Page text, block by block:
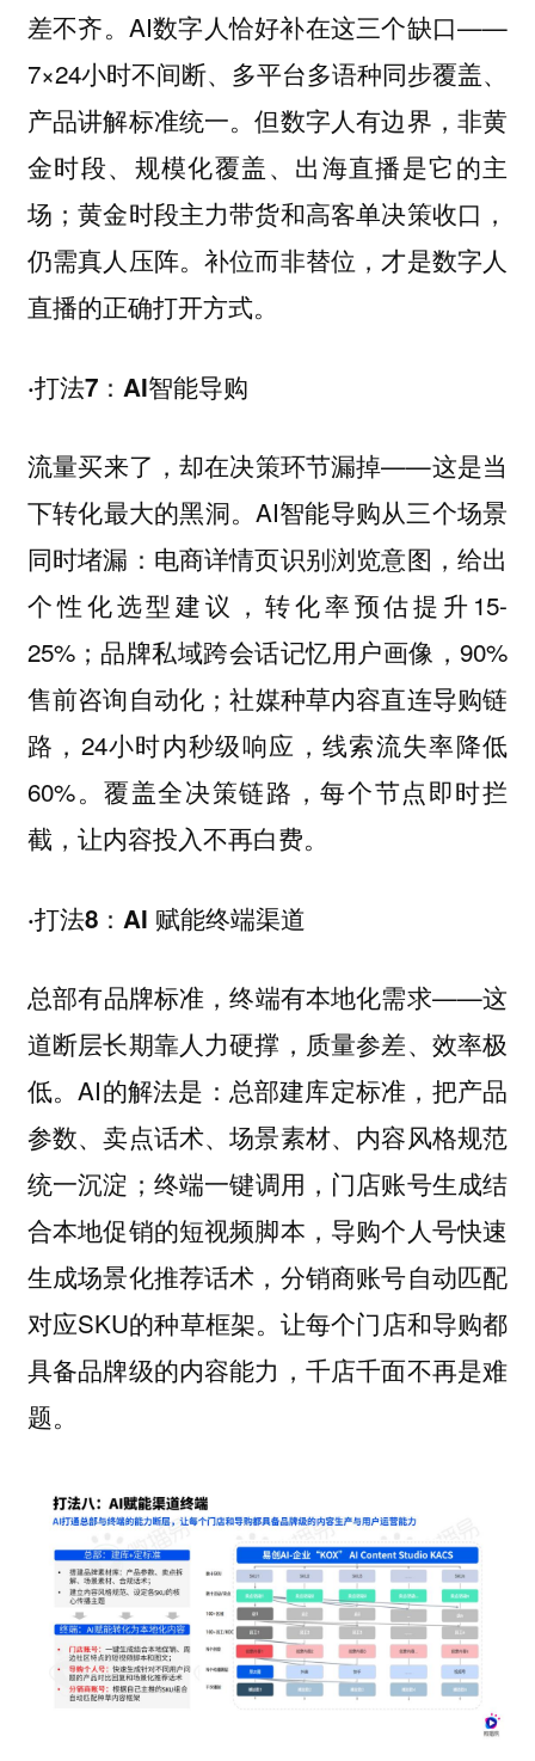
差不齐。AI数字人恰好补在这三个缺口——
7×24小时不间断、多平台多语种同步覆盖、
产品讲解标准统一。但数字人有边界，非黄
金时段、规模化覆盖、出海直播是它的主
场；黄金时段主力带货和高客单决策收口，
仍需真人压阵。补位而非替位，才是数字人
直播的正确打开方式。
·打法7：AI智能导购
流量买来了，却在决策环节漏掉——这是当
下转化最大的黑洞。AI智能导购从三个场景
同时堵漏：电商详情页识别浏览意图，给出
个性化选型建议，转化率预估提升15-
25%；品牌私域跨会话记忆用户画像，90%
售前咨询自动化；社媒种草内容直连导购链
路，24小时内秒级响应，线索流失率降低
60%。覆盖全决策链路，每个节点即时拦
截，让内容投入不再白费。
·打法8：AI 赋能终端渠道
总部有品牌标准，终端有本地化需求——这
道断层长期靠人力硬撑，质量参差、效率极
低。AI的解法是：总部建库定标准，把产品
参数、卖点话术、场景素材、内容风格规范
统一沉淀；终端一键调用，门店账号生成结
合本地促销的短视频脚本，导购个人号快速
生成场景化推荐话术，分销商账号自动匹配
对应SKU的种草框架。让每个门店和导购都
具备品牌级的内容能力，千店千面不再是难
题。